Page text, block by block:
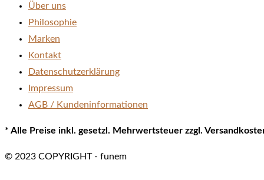
Über uns
Philosophie
Marken
Kontakt
Datenschutzerklärung
Impressum
AGB / Kundeninformationen
* Alle Preise inkl. gesetzl. Mehrwertsteuer zzgl.
© 2023 COPYRIGHT - funem